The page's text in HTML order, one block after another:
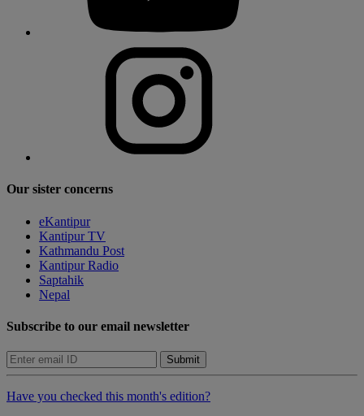
Our sister concerns
eKantipur
Kantipur TV
Kathmandu Post
Kantipur Radio
Saptahik
Nepal
Subscribe to our email newsletter
Submit
Have you checked this month's edition?